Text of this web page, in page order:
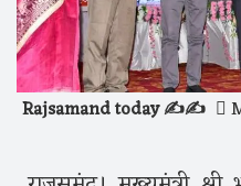
Rajsamand today ✍️✍️